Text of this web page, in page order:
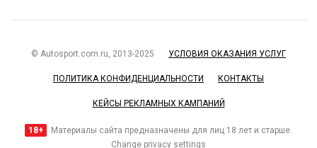
© Autosport.com.ru, 2013-2025 УСЛОВИЯ ОКАЗАНИЯ УСЛУГ
ПОЛИТИКА КОНФИДЕНЦИАЛЬНОСТИ КОНТАКТЫ
КЕЙСЫ РЕКЛАМНЫХ КАМПАНИЙ
18+
Материалы сайта предназначены для лиц 18 лет и старше.
Change privacy settings